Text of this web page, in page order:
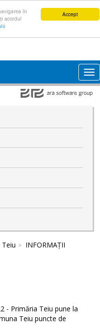
Accept
în
acordul
Teiu
INFORMAȚII
- Primăria Teiu pune la
Teiu puncte de